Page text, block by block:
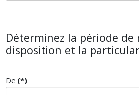
Déterminez la période de
disposition et la
De (*)